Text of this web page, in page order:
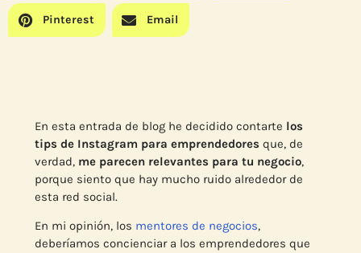
Pinterest Email
En esta entrada de blog he decidido contarte los
tips de Instagram para emprendedores que, de
verdad, me parecen relevantes para tu negocio,
porque siento que hay mucho ruido alrededor de
esta red social.
En mi opinión, los mentores de negocios,
deberíamos concienciar a los emprendedores que